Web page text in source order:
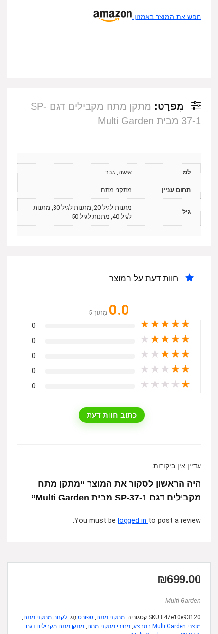
חפש את המוצר באמזון
מִפרָט:
מתקן מתח מקבילים דגם SP-
37-1 מבית Multi Garden
למי אישה, גבר
תחום עניין מתקני מתח
גיל
מתנות לגיל 20, מתנות לגיל 30, מתנות
לגיל 40, מתנות לגיל 50
חוות דעת על המוצר
0.0 מִתוֹך 5
★
★
★
★
★
0
★
★
★
★
★
0
★
★
★
★
★
0
★
★
★
★
★
0
★
★
★
★
★
0
כתוב חוות דעת
עדיין אין ביקורות.
היה הראשון לסקור את המוצר “מתקן מתח
מקבילים דגם SP-37-1 מבית Multi Garden”
You must be logged in to post a review.
₪699.00
Multi Garden
SKU 847e10e93120 קטגוריה: מתקני מתח, ספורט תָג: לקנות מתקני מתח,
מוצרי Multi Garden במבצע
, מחירי מתקני מתח, מתקן מתח מקבילים דגם